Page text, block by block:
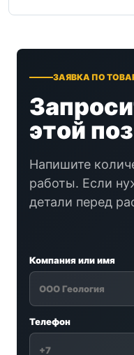
ЗАЯВКА ПО
этой
Напишите
работы. Если
детали перед
Компания или имя
Телефон